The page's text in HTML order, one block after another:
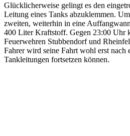
Glücklicherweise gelingt es den
Leitung eines Tanks abzuklemmen.
zweiten, weiterhin in eine
400 Liter Kraftstoff. Gegen 23:00 Uhr
Feuerwehren Stubbendorf und
Fahrer wird seine Fahrt wohl erst nach
Tankleitungen fortsetzen können.